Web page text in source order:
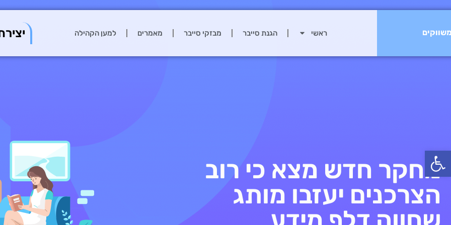
פתח סרגל נגישות
ראשי הגנת סייבר מבזקי סייבר מאמרים למען הקהילה
מחקר חדש מצא כי רוב
הצרכנים יעזבו מותג